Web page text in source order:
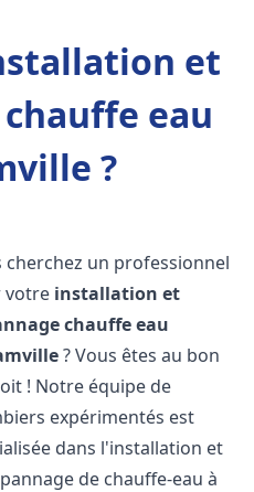
et
eau
?
cherchez un professionnel
votre installation et
chauffe eau
? Vous êtes au bon
! Notre équipe de
expérimentés est
dans l'installation et
de chauffe-eau à